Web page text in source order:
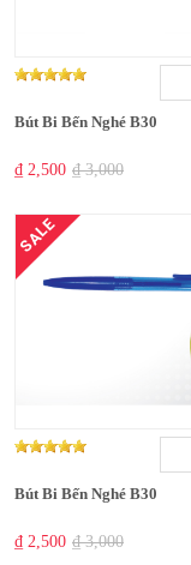
Bút Bi Bến Nghé B30
₫ 2,500 ₫ 3,000
SALE
Bút Bi Bến Nghé B30
₫ 2,500 ₫ 3,000